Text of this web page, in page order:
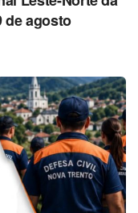
de agosto